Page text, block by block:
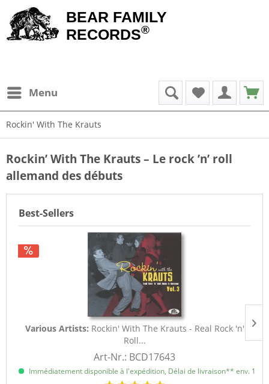
BEAR FAMILY
RECORDS®
Menu
Rockin' With The Krauts
Rockin’ With The Krauts – Le rock ’n’ roll
allemand des débuts
Best-Sellers
Various Artists: Rockin' With The Krauts - Real Rock 'n'
Roll...
Art-Nr.: BCD17643
Immédiatement disponible à l'expédition, Délai de livraison** env. 1 à